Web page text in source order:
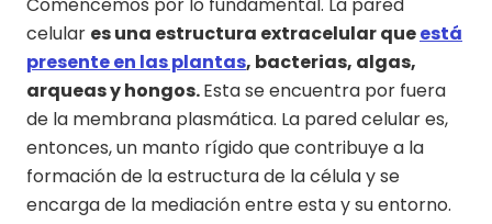
Comencemos por lo fundamental. La pared
celular es una estructura extracelular queestá
presente en las plantas, bacterias, algas,
arqueas y hongos.Esta se encuentra por fuera
de la membrana plasmática. La pared celular es,
entonces, un manto rígido que contribuye a la
formación de la estructura de la célula y se
encarga de la mediación entre esta y su entorno.